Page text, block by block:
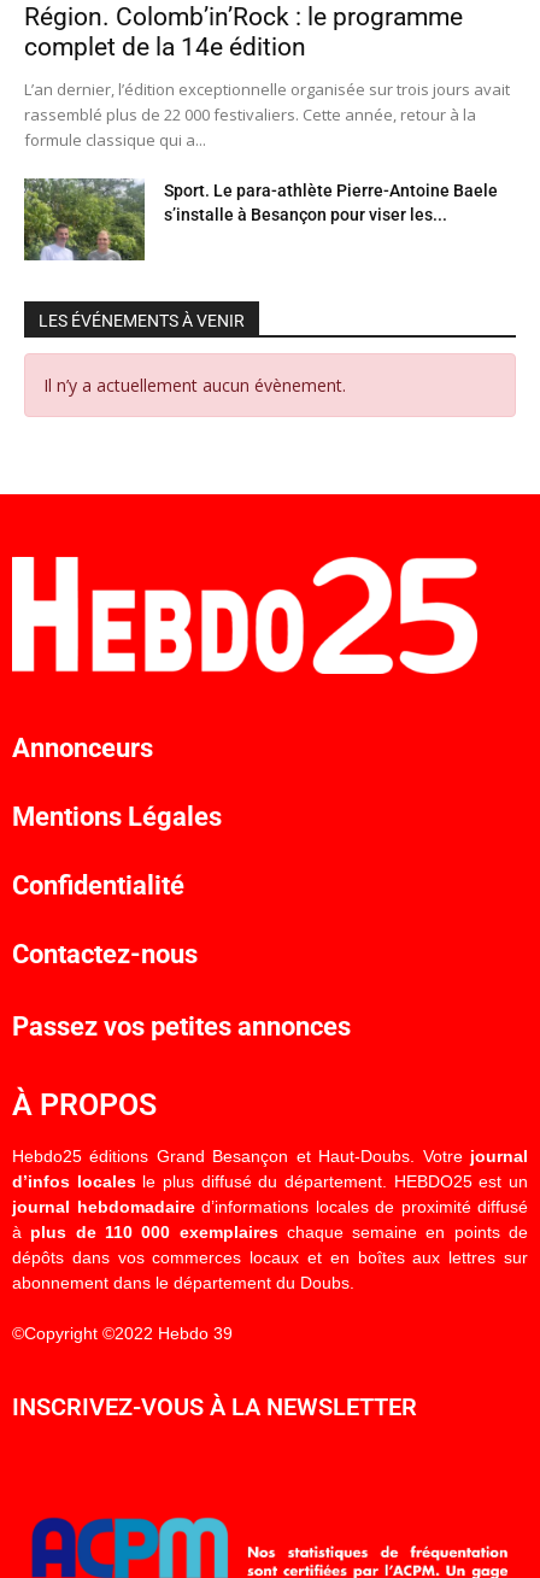
Région. Colomb’in’Rock : le programme
complet de la 14e édition
L’an dernier, l’édition exceptionnelle organisée sur trois jours avait
rassemblé plus de 22 000 festivaliers. Cette année, retour à la
formule classique qui a...
Sport. Le para-athlète Pierre-Antoine Baele
s’installe à Besançon pour viser les...
LES ÉVÉNEMENTS À VENIR
Il n’y a actuellement aucun évènement.
Annonceurs
Mentions Légales
Confidentialité
Contactez-nous
Passez vos petites annonces
À PROPOS
Hebdo25 éditions Grand Besançon et Haut-Doubs. Votre journal
d’infos localesle plus diffusé du département. HEBDO25 est un
journal hebdomadaired’informations locales de proximité diffusé
à plus de 110 000 exemplaireschaque semaine en points de
dépôts dans vos commerces locaux et en boîtes aux lettres sur
abonnement dans le département du Doubs.
©Copyright ©2022 Hebdo 39
INSCRIVEZ-VOUS À LA NEWSLETTER